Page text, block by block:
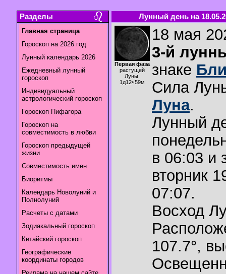
Разделы
Главная страница
Гороскоп на 2026 год
Лунный календарь 2026
Ежедневный лунный
гороскоп
Индивидуальный
астрологический гороскоп
Гороскоп Пифагора
Гороскоп на
совместимость в любви
Гороскоп предыдущей
жизни
Совместимость имен
Биоритмы
Календарь Новолуний и
Полнолуний
Расчеты с датами
Зодиакальный гороскоп
Китайский гороскоп
Географические
координаты городов
Лунный день на
Первая фаза
растущей
Луны.
1д12ч59м
18 мая
3-й
знаке
Сила
Луна.
Лунный
в 06:03 и
вторник
07:07.
Восход
107.7°,